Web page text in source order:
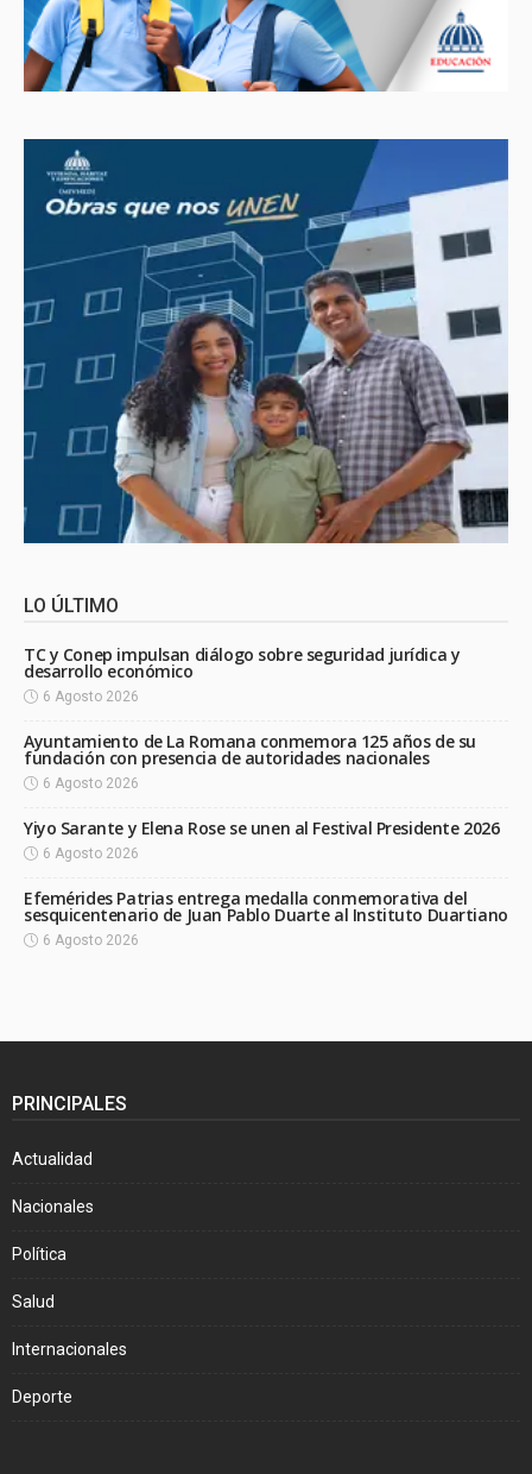
LO ÚLTIMO
TC y Conep impulsan diálogo sobre seguridad jurídica y
desarrollo económico
6 Agosto 2026
Ayuntamiento de La Romana conmemora 125 años de su
fundación con presencia de autoridades nacionales
6 Agosto 2026
Yiyo Sarante y Elena Rose se unen al Festival Presidente 2026
6 Agosto 2026
Efemérides Patrias entrega medalla conmemorativa del
sesquicentenario de Juan Pablo Duarte al Instituto Duartiano
6 Agosto 2026
PRINCIPALES
Actualidad
Nacionales
Política
Salud
Internacionales
Deporte